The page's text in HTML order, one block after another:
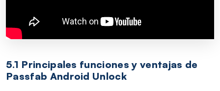
5.1 Principales funciones y ventajas de
Passfab Android Unlock